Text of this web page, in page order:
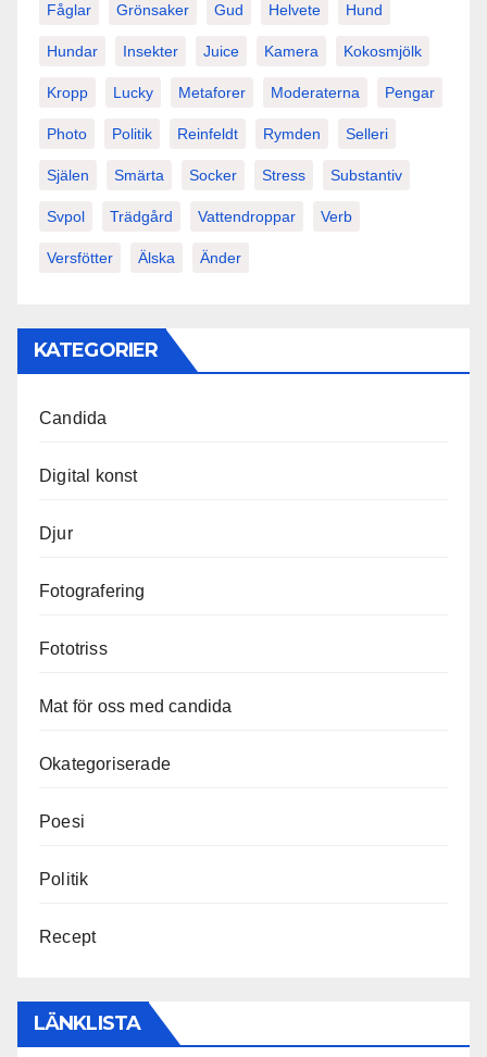
Fåglar Grönsaker Gud Helvete Hund
Hundar Insekter Juice Kamera Kokosmjölk
Kropp Lucky Metaforer Moderaterna Pengar
Photo Politik Reinfeldt Rymden Selleri
Själen Smärta Socker Stress Substantiv
Svpol Trädgård Vattendroppar Verb
Versfötter Älska Änder
KATEGORIER
Candida
Digital konst
Djur
Fotografering
Fototriss
Mat för oss med candida
Okategoriserade
Poesi
Politik
Recept
LÄNKLISTA